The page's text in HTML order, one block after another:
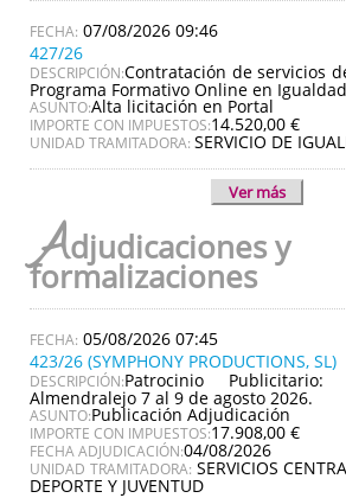
07/08/2026 09:46
427/26
DESCRIPCIÓN:Contratación de servicios
Programa Formativo Online en
ASUNTO:Alta licitación en Portal
IMPORTE CON IMPUESTOS:14.520,00 €
UNIDAD TRAMITADORA: SERVICIO DE
Ver más
Adjudicaciones y
formalizaciones
05/08/2026 07:45
423/26 (SYMPHONY PRODUCTIONS, SL)
DESCRIPCIÓN:Patrocinio Publicitario:
Almendralejo 7 al 9 de agosto 2026.
ASUNTO:Publicación Adjudicación
IMPORTE CON IMPUESTOS:17.908,00 €
FECHA ADJUDICACIÓN:04/08/2026
UNIDAD TRAMITADORA: SERVICIOS
DEPORTE Y JUVENTUD